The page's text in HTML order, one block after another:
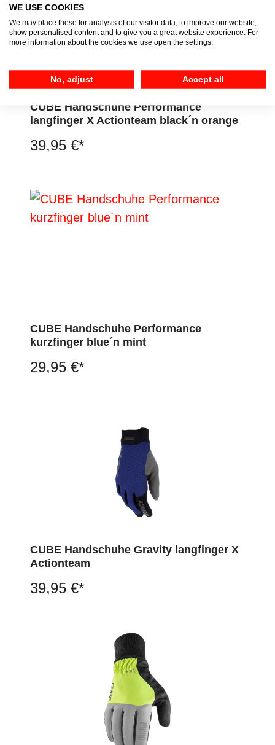
CUBE Handschuhe Performance
langfinger X Actionteam black´n orange
39,95 €*
CUBE Handschuhe Performance
kurzfinger blue´n mint
29,95 €*
CUBE Handschuhe Gravity langfinger X
Actionteam
39,95 €*
WE USE COOKIES
We may place these for analysis of our visitor data, to improve our website,
show personalised content and to give you a great website experience. For
more information about the cookies we use open the settings.
No, adjust Accept all